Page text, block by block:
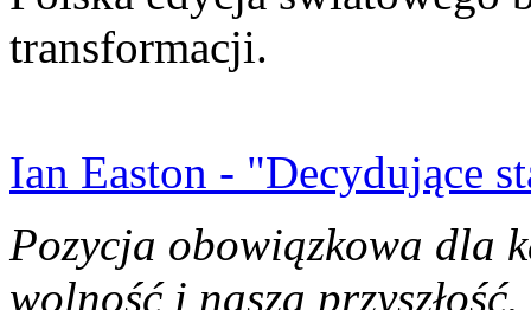
transformacji.
Ian Easton - "Decydujące
Pozycja obowiązkowa dla
wolność i nasza przyszłość.